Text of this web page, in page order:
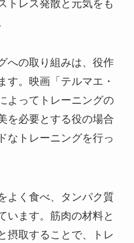
トレス発散と元気をも
への取り組みは、役作
す。映画「テルマエ・
よってトレーニングの
を必要とする役の場合
なトレーニングを行っ
よく食べ、タンパク質
います。筋肉の材料と
摂取することで、トレ